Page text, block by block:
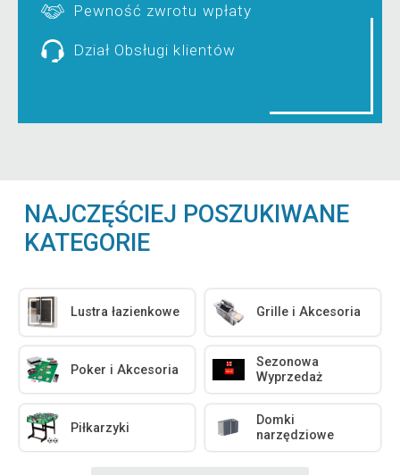
Pewność zwrotu wpłaty
Dział Obsługi klientów
NAJCZĘŚCIEJ POSZUKIWANE
KATEGORIE
Lustra łazienkowe Grille i Akcesoria
Poker i Akcesoria
Sezonowa
Wyprzedaż
Piłkarzyki
Domki
narzędziowe